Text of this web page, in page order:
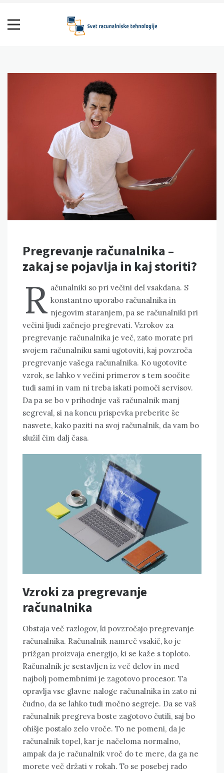
content
Pregrevanje računalnika –
zakaj se pojavlja in kaj storiti?
R ačunalniki so pri večini del vsakdana. S
konstantno uporabo računalnika in
njegovim staranjem, pa se računalniki pri
večini ljudi začnejo pregrevati. Vzrokov za
pregrevanje računalnika je več, zato morate pri
svojem računalniku sami ugotoviti, kaj povzroča
pregrevanje vašega računalnika. Ko ugotovite
vzrok, se lahko v večini primerov s tem soočite
tudi sami in vam ni treba iskati pomoči servisov.
Da pa se bo v prihodnje vaš računalnik manj
segreval, si na koncu prispevka preberite še
nasvete, kako paziti na svoj računalnik, da vam bo
služil čim dalj časa.
Vzroki za pregrevanje
računalnika
Obstaja več razlogov, ki povzročajo pregrevanje
računalnika. Računalnik namreč vsakič, ko je
prižgan proizvaja energijo, ki se kaže s toploto.
Računalnik je sestavljen iz več delov in med
najbolj pomembnimi je zagotovo procesor. Ta
opravlja vse glavne naloge računalnika in zato ni
čudno, da se lahko tudi močno segreje. Da se vaš
računalnik pregreva boste zagotovo čutili, saj bo
ohišje postalo zelo vroče. To ne pomeni, da je
računalnik topel, kar je načeloma normalno,
ampak da je računalnik vroč do te mere, da ga ne
morete več držati v rokah. To se posebej rado